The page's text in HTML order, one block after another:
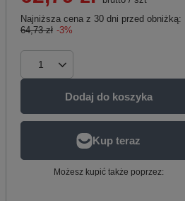
Najniższa cena z 30 dni przed obniżką:
64,73 zł -3%
Dodaj do koszyka
Możesz kupić także poprzez: